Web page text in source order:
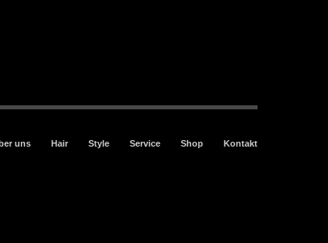
uns Hair Style Service Shop Kontakt